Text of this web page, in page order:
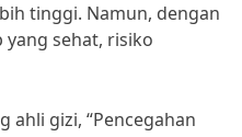
tinggi. Namun, dengan
yang sehat, risiko
ahli gizi, “Pencegahan